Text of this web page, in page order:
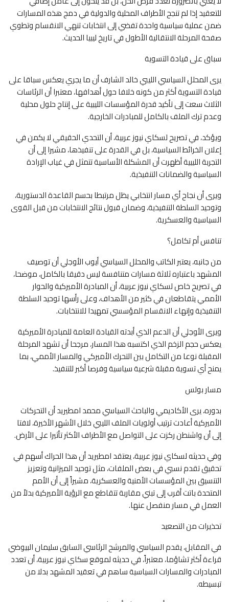
للتعقيد إذا لم تنجح الأطراف المحلية والدولية في دمج هذه المسارات
ضمن عملية سياسية واحدة تفضي إلى انتخابات تنهي الانقسام وتطوي
صفحة المرحلة الانتقالية الأطول في تاريخ ليبيا الحديث.
سباق على قيادة التسوية
يرى المحلل السياسي الليبي خالد الشارف أن ما يجري يعكس سباقا على
قيادة التسوية أكثر من كونه خلافا حول أهدافها، معتبرا أن الرئاسات
الثلاث سعت إلى تأكيد قدرة المؤسسات الليبية على إنتاج حلول محلية
وعدم ترك الملف بالكامل للمبادرات الخارجية.
ويؤكد، في تصريح لسكاي نيوز عربية، أن التحدي الحقيقي لا يكمن في
إعلان الخرائط السياسية، بل في القدرة على تنفيذها، مشيرا إلى أن
التجربة الليبية أظهرت أن المشكلة الأساسية تتمثل في غياب الإرادة
السياسية والضمانات التنفيذية.
ويرى أن نجاح أي مسار انتخابي يظل مرتبطا بحسم القاعدة الدستورية،
وتوحيد السلطة التنفيذية، وضمان قبول نتائج الانتخابات من قبل القوى
السياسية والعسكرية.
تنافس أم تكامل؟
من جانبه، يعتبر الكاتب والمحلل السياسي أيوب الأوجلي أن توصيف
المشهد باعتباره ثلاثة مسارات متنافسة ليس دقيقا بالكامل، موضحا،
في تصريح خاص لسكاي نيوز عربية، أن المبادرة الأميركية والحوار
الأممي يتقاطعان في كثير من الأهداف، وعلى رأسها توحيد السلطة
التنفيذية وإنهاء الانقسام المؤسسي تمهيدا للانتخابات.
ويرى الأوجلي أن الدعم الذي أبدته القيادة العامة للمبادرة الأميركية
يعكس حجم الزخم الذي اكتسبه هذا المسار، مرجحا أن تشهد المرحلة
المقبلة نوعا من التكامل بين التحرك الأميركي والمسار الأممي، بما
يمنح أي تسوية مقبلة شرعية سياسية وفرصا أكبر للتنفيذ.
مسار بولس
بدوره، يرى الأكاديمي والباحث السياسي محمد امطيريد أن التحركات
الأميركية أعادت ترتيب أولويات الملف الليبي خلال الأشهر الأخيرة، لافتا
إلى أن واشنطن ركزت على التواصل مع الأطراف الأكثر تأثيرا على الأرض.
وفي حديثه لسكاي نيوز عربية، يعتقد امطيريد أن هذا الحراك أسهم في
تحقيق تقدم نسبي في بعض الملفات، مثل توحيد الميزانية وتعزيز
التنسيق بين المؤسسات الأمنية والعسكرية، مشيراً إلى أن الأمم
المتحدة باتت أقرب إلى تبني مقاربة تتقاطع مع الرؤية الأميركية بدلاً من
العمل في مسار منفصل عنها.
تحذيرات من التصعيد
في المقابل، يقدم السياسي والمرشح الرئاسي السابق سليمان البيوضي
قراءة أكثر تشاؤما، معتبراً، في حديثه لموقع سكاي نيوز عربية، أن تعدد
المبادرات والمسارات السياسية ساهم في تعقيد المشهد بدلا من
تبسيطه.